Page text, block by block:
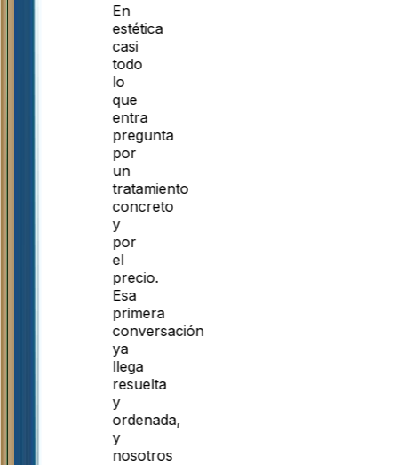
En
estética
casi
todo
lo
que
entra
pregunta
por
un
tratamiento
concreto
y
por
el
precio.
Esa
primera
conversación
ya
llega
resuelta
y
ordenada,
y
nosotros